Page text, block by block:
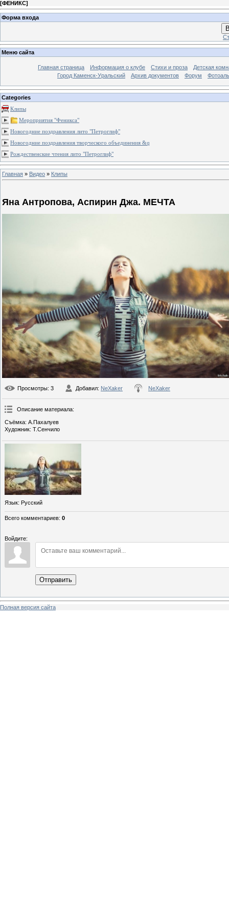
[ФЕНИКС]
Форма входа
Меню сайта
Главная страница Информация о клубе Стихи и проза
Детская
Город Каменск-Уральский
Архив документов Форум
Categories
Клипы
Мероприятия "Феникса"
Новогодние поздравления лито "Петроглиф"
Новогодние поздравления творческого объединения &q
Рождественские чтения лито "Петроглиф"
Главная » Видео » Клипы
Яна Антропова, Аспирин Джа. МЕЧТА
Просмотры: 3 Добавил: NeXaker NeXaker
Описание материала:
Съёмка: А.Пахалуев
Художник: Т.Сенчило
Язык: Русский
Всего комментариев: 0
Войдите:
Отправить
Полная версия сайта